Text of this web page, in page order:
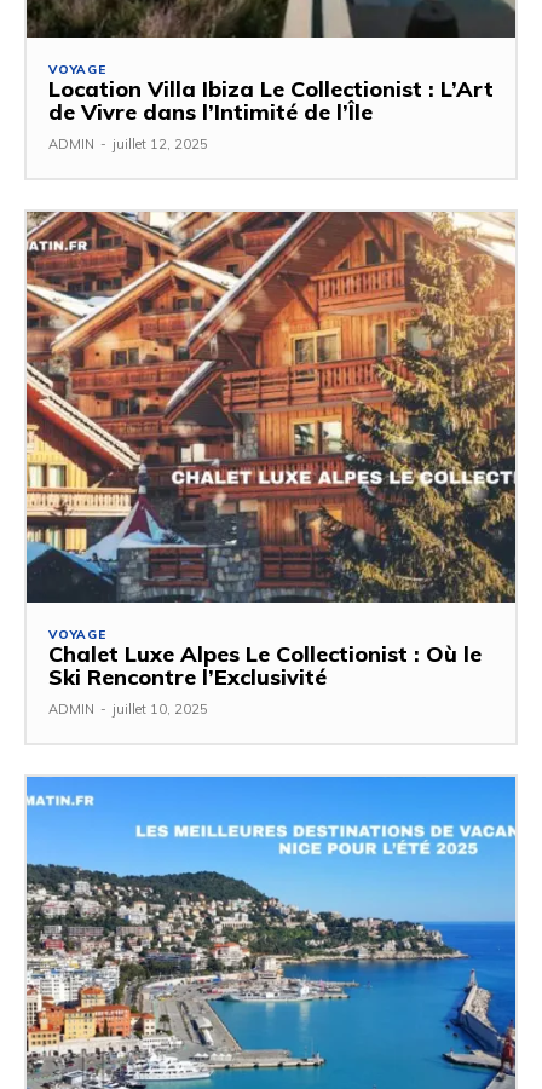
VOYAGE
Location Villa Ibiza Le Collectionist : L’Art
de Vivre dans l’Intimité de l’Île
ADMIN - juillet 12, 2025
VOYAGE
Chalet Luxe Alpes Le Collectionist : Où le
Ski Rencontre l’Exclusivité
ADMIN - juillet 10, 2025